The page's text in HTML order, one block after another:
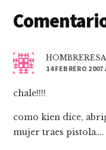
los
lectores
14 FEBRERO 2007
chale!!!!
como kien dice,
mujer traes pistola….